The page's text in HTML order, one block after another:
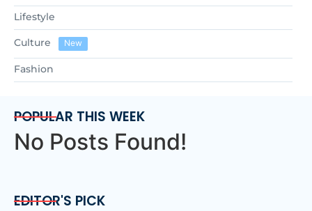
Lifestyle
Culture New
Fashion
POPULAR THIS WEEK
No Posts Found!
EDITOR'S PICK